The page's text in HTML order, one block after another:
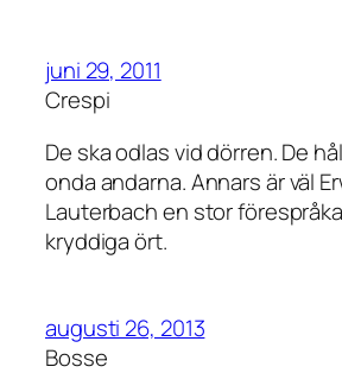
juni 29, 2011
Crespi
De ska odlas vid dörren. De
onda andarna. Annars är väl
Lauterbach en stor
kryddiga ört.
augusti 26, 2013
Bosse